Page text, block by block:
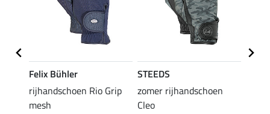
Felix Bühler
rijhandschoen Rio Grip
mesh
STEEDS
zomer rijhandschoen
Cleo